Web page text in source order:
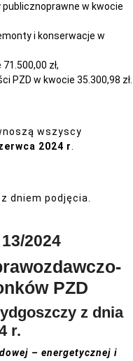
publicznoprawne w kwocie
i konserwacje w
zł,
PZD w kwocie 35.300,98 zł.
wszyscy
2024 r
dniem podjęcia.
2024
PZD
z dnia
r.
– energetycznej i